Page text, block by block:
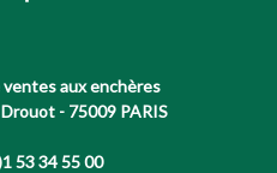
ventes aux enchères
- 75009 PARIS
53 34 55 00